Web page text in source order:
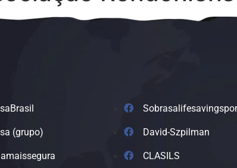
(grupo) David-Szpilman
CLASILS